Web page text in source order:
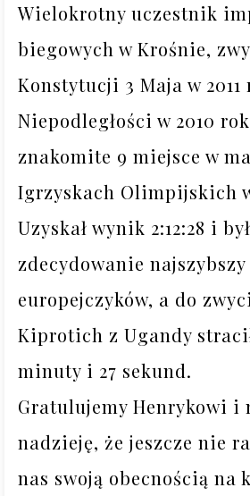
Wielokrotny uczestnik
biegowych w Krośnie,
Konstytucji 3 Maja w
Niepodległości w 2010
znakomite 9 miejsce w
Igrzyskach Olimpijskich
Uzyskał wynik 2:12:28 i był
zdecydowanie najszybszy
europejczyków, a do
Kiprotich z Ugandy
minuty i 27 sekund.
Gratulujemy Henrykowi i
nadzieję, że jeszcze nie
nas swoją obecnością na